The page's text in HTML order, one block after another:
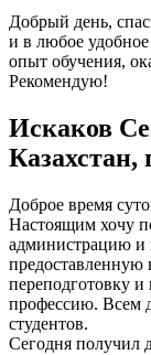
Добрый день,
и в любое
опыт обучения,
Рекомендую!
Искаков
Доброе время
Настоящим хочу
администрацию и
предоставленную
переподготовку
профессию. Всем
студентов.
Сегодня получил